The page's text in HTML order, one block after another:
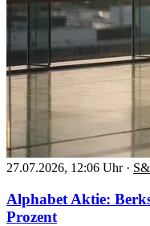
27.07.2026, 12:06 Uhr ·
Alphabet Aktie:
Prozent